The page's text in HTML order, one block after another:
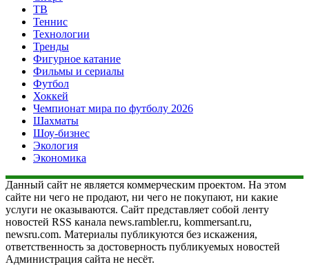
ТВ
Теннис
Технологии
Тренды
Фигурное катание
Фильмы и сериалы
Футбол
Хоккей
Чемпионат мира по футболу 2026
Шахматы
Шоу-бизнес
Экология
Экономика
Данный сайт не является коммерческим проектом. На этом
сайте ни чего не продают, ни чего не покупают, ни какие
услуги не оказываются. Сайт представляет собой ленту
новостей RSS канала news.rambler.ru, kommersant.ru,
newsru.com. Материалы публикуются без искажения,
ответственность за достоверность публикуемых новостей
Администрация сайта не несёт.